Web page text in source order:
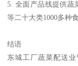
5. 全面产品线提供蔬
等二十大类1000多种
结语
东城工厂蔬菜配送